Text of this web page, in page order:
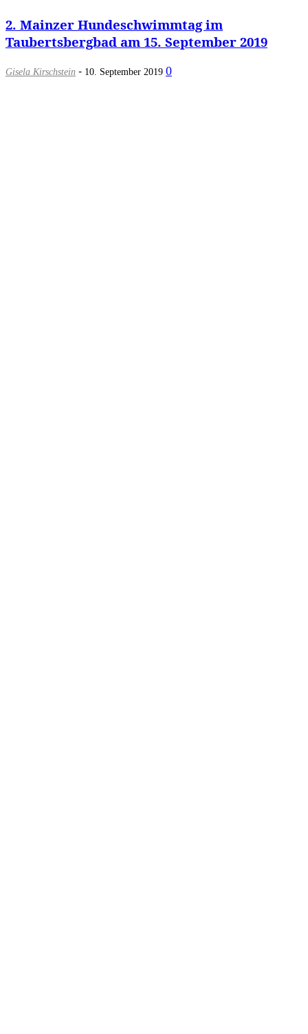
2. Mainzer Hundeschwimmtag im
Taubertsbergbad am 15. September 2019
Gisela Kirschstein - 10. September 2019 0